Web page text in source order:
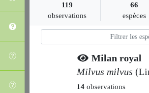
119
observations
66
espèces
Milan royal
Milvus milvus
14 observations